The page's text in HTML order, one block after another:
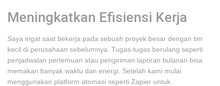
Meningkatkan Efisiensi Kerja
Saya ingat saat bekerja pada sebuah proyek besar dengan tim
kecil di perusahaan sebelumnya. Tugas-tugas berulang seperti
penjadwalan pertemuan atau pengiriman laporan bulanan bisa
memakan banyak waktu dan energi. Setelah kami mulai
menggunakan platform otomasi seperti Zapier untuk